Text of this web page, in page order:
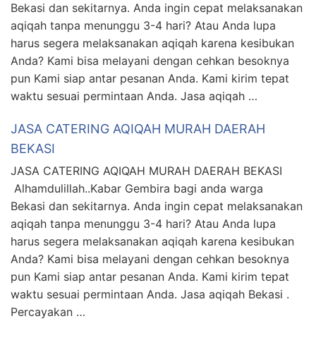
Bekasi dan sekitarnya. Anda ingin cepat melaksanakan
aqiqah tanpa menunggu 3-4 hari? Atau Anda lupa
harus segera melaksanakan aqiqah karena kesibukan
Anda? Kami bisa melayani dengan cehkan besoknya
pun Kami siap antar pesanan Anda. Kami kirim tepat
waktu sesuai permintaan Anda. Jasa aqiqah …
JASA CATERING AQIQAH MURAH DAERAH
BEKASI
JASA CATERING AQIQAH MURAH DAERAH BEKASI
Alhamdulillah..Kabar Gembira bagi anda warga
Bekasi dan sekitarnya. Anda ingin cepat melaksanakan
aqiqah tanpa menunggu 3-4 hari? Atau Anda lupa
harus segera melaksanakan aqiqah karena kesibukan
Anda? Kami bisa melayani dengan cehkan besoknya
pun Kami siap antar pesanan Anda. Kami kirim tepat
waktu sesuai permintaan Anda. Jasa aqiqah Bekasi .
Percayakan …